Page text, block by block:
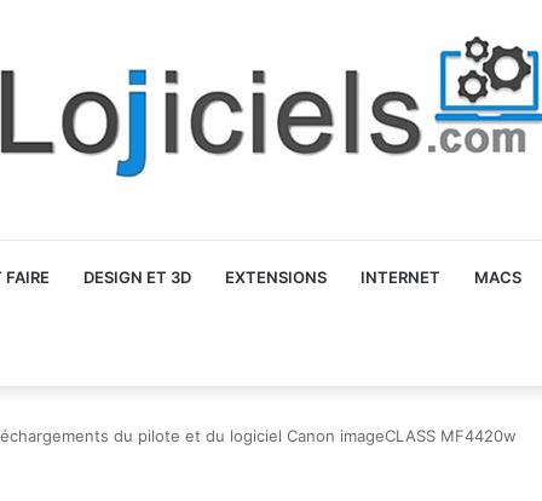
DESIGN ET 3D EXTENSIONS INTERNET MACS
du pilote et du logiciel Canon imageCLASS MF4420w